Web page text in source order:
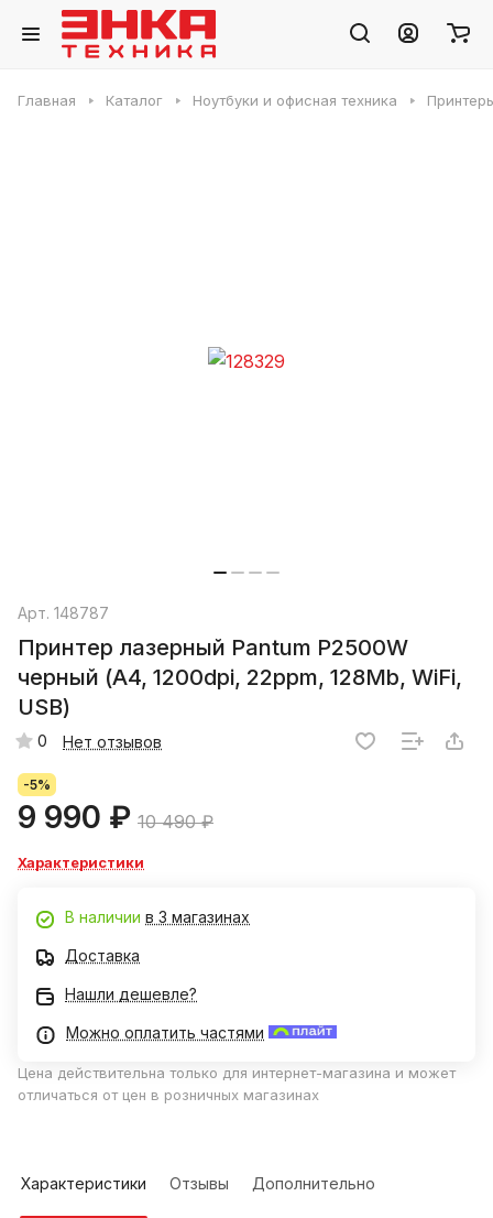
Главная Каталог Ноутбуки и офисная техника
Арт. 148787
Принтер лазерный Pantum P2500W
черный (A4, 1200dpi, 22ppm, 128Mb, WiFi,
USB)
0 Нет отзывов
-5%
9 990 ₽ 10 490 ₽
Характеристики
В наличии в 3 магазинах
Доставка
Нашли дешевле?
Можно оплатить частями
Цена действительна только для интернет-магазина и может
отличаться от цен в розничных магазинах
Характеристики Отзывы Дополнительно